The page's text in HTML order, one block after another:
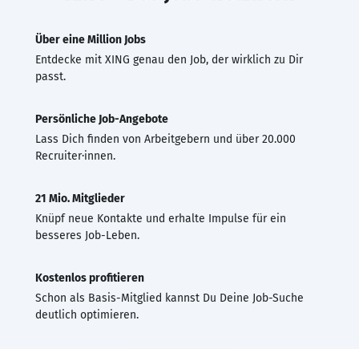
Über eine Million Jobs
Entdecke mit XING genau den Job, der wirklich zu Dir
passt.
Persönliche Job-Angebote
Lass Dich finden von Arbeitgebern und über 20.000
Recruiter·innen.
21 Mio. Mitglieder
Knüpf neue Kontakte und erhalte Impulse für ein
besseres Job-Leben.
Kostenlos profitieren
Schon als Basis-Mitglied kannst Du Deine Job-Suche
deutlich optimieren.